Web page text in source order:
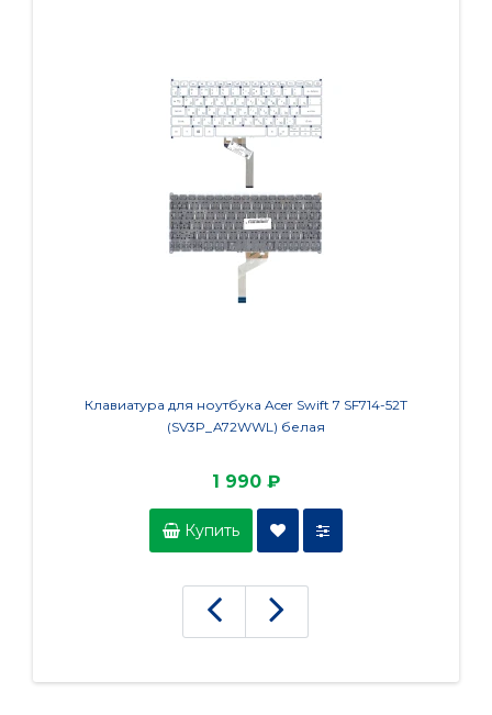
Клавиатура для ноутбука Acer Swift 7 SF714-52T
(SV3P_A72WWL) белая
1 990 ₽
Купить